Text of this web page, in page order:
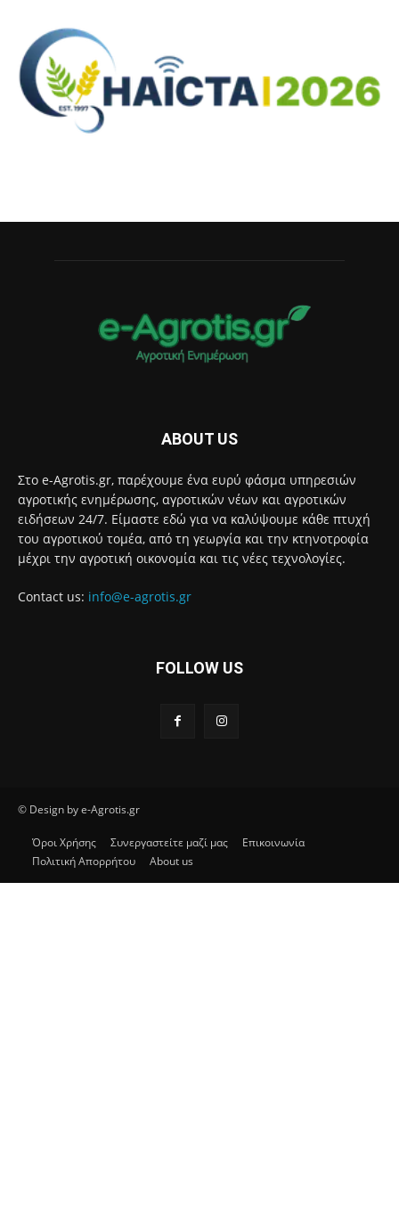
ABOUT US
Στο e-Agrotis.gr, παρέχουμε ένα ευρύ φάσμα υπηρεσιών
αγροτικής ενημέρωσης, αγροτικών νέων και αγροτικών
ειδήσεων 24/7. Είμαστε εδώ για να καλύψουμε κάθε πτυχή
του αγροτικού τομέα, από τη γεωργία και την κτηνοτροφία
μέχρι την αγροτική οικονομία και τις νέες τεχνολογίες.
Contact us: info@e-agrotis.gr
FOLLOW US
© Design by e-Agrotis.gr
Όροι Χρήσης Συνεργαστείτε μαζί μας
Επικοινωνία
Πολιτική Απορρήτου
About us